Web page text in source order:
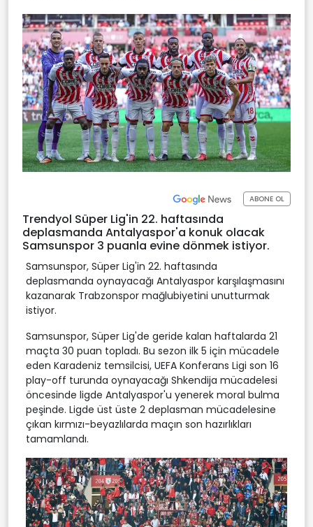
ABONE OL
Trendyol Süper Lig'in 22. haftasında
deplasmanda Antalyaspor'a konuk olacak
Samsunspor 3 puanla evine dönmek istiyor.
Samsunspor, Süper Lig'in 22. haftasında
deplasmanda oynayacağı Antalyaspor karşılaşmasını
kazanarak Trabzonspor mağlubiyetini unutturmak
istiyor.
Samsunspor, Süper Lig'de geride kalan haftalarda 21
maçta 30 puan topladı. Bu sezon ilk 5 için mücadele
eden Karadeniz temsilcisi, UEFA Konferans Ligi son 16
play-off turunda oynayacağı Shkendija mücadelesi
öncesinde ligde Antalyaspor'u yenerek moral bulma
peşinde. Ligde üst üste 2 deplasman mücadelesine
çıkan kırmızı-beyazlılarda maçın son hazırlıkları
tamamlandı.